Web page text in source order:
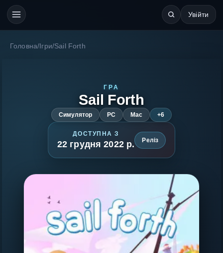
Увійти
Головна/ Ігри/Sail Forth
ГРА
Sail Forth
Симулятор PC Mac +6
ДОСТУПНА З
22 грудня 2022 р. Реліз